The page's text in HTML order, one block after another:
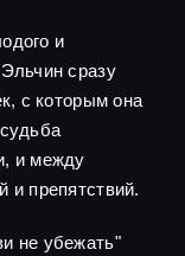
и
сразу
с которым она
и между
и препятствий.
не убежать"